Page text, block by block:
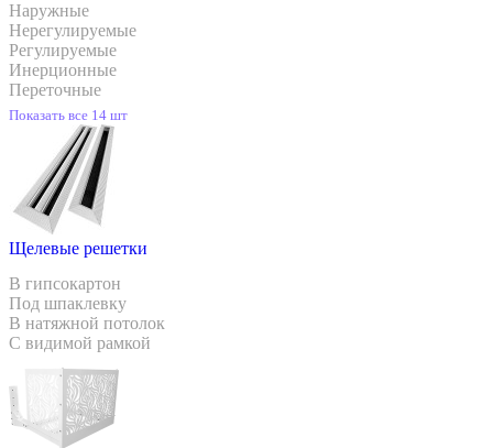
Наружные
Нерегулируемые
Регулируемые
Инерционные
Переточные
Показать все 14 шт
Щелевые решетки
В гипсокартон
Под шпаклевку
В натяжной потолок
С видимой рамкой